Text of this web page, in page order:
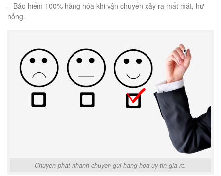
– Bảo hiểm 100% hàng hóa khi vận chuyển xảy ra mất mát, hư
hỏng.
Chuyen phat nhanh chuyen gui hang hoa uy tin gia re.